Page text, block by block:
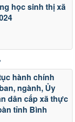
học sinh thị xã
hành chính
ngành, Ủy
dân cấp xã thực
tỉnh Bình